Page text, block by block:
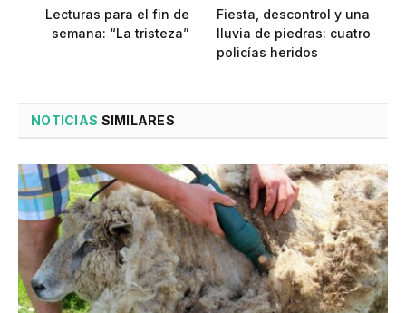
Lecturas para el fin de
semana: “La tristeza”
Fiesta, descontrol y una
lluvia de piedras: cuatro
policías heridos
NOTICIAS SIMILARES